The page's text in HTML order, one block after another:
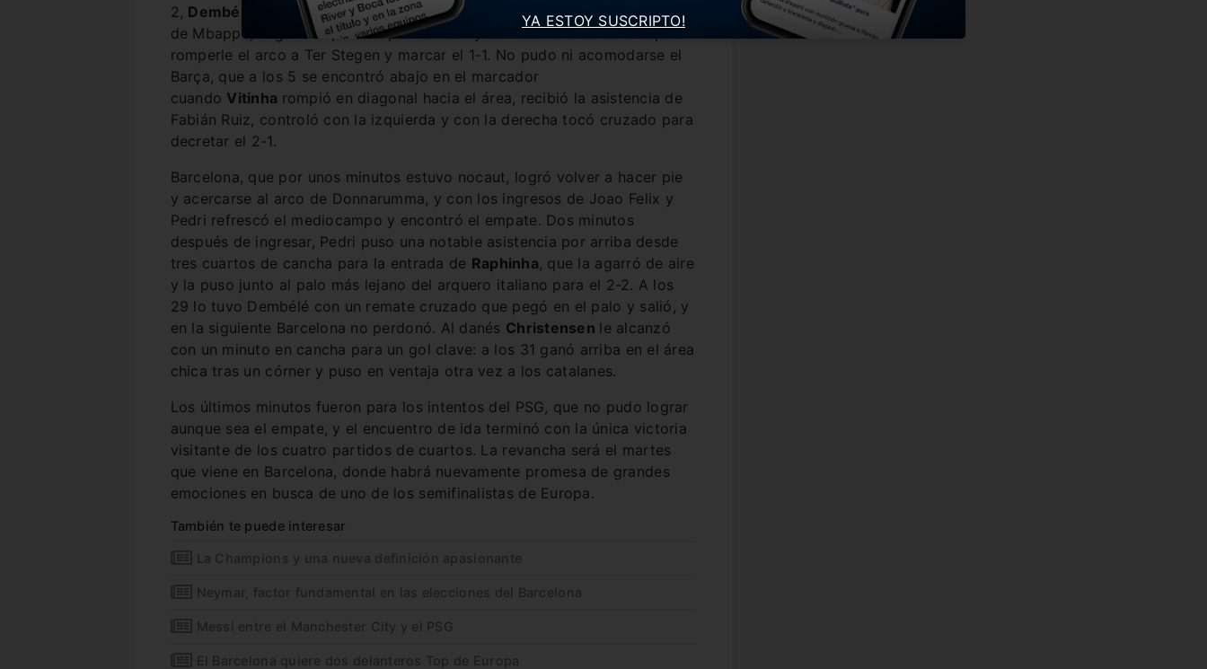
2, Dembélé
capturó un rechazo corto de la defensa tras un centro atrás
de Mbappé, enganchó para su pierna hábil y sacó un furioso remate para
romperle el arco a Ter Stegen y marcar el 1-1. No pudo ni acomodarse el
Barça, que a los 5 se encontró abajo en el marcador
cuando Vitinha rompió en diagonal hacia el área, recibió la asistencia de
Fabián Ruiz, controló con la izquierda y con la derecha tocó cruzado para
decretar el 2-1.
Barcelona, que por unos minutos estuvo nocaut, logró volver a hacer pie
y acercarse al arco de Donnarumma, y con los ingresos de Joao Felix y
Pedri refrescó el mediocampo y encontró el empate. Dos minutos
después de ingresar, Pedri puso una notable asistencia por arriba desde
tres cuartos de cancha para la entrada de Raphinha, que la agarró de aire
y la puso junto al palo más lejano del arquero italiano para el 2-2. A los
29 lo tuvo Dembélé con un remate cruzado que pegó en el palo y salió, y
en la siguiente Barcelona no perdonó. Al danés Christensen le alcanzó
con un minuto en cancha para un gol clave: a los 31 ganó arriba en el área
chica tras un córner y puso en ventaja otra vez a los catalanes.
Los últimos minutos fueron para los intentos del PSG, que no pudo lograr
aunque sea el empate, y el encuentro de ida terminó con la única victoria
visitante de los cuatro partidos de cuartos. La revancha será el martes
que viene en Barcelona, donde habrá nuevamente promesa de grandes
emociones en busca de uno de los semifinalistas de Europa.
También te puede interesar
La Champions y una nueva definición apasionante
Neymar, factor fundamental en las elecciones del Barcelona
Messi entre el Manchester City y el PSG
El Barcelona quiere dos delanteros Top de Europa
YA ESTOY SUSCRIPTO!